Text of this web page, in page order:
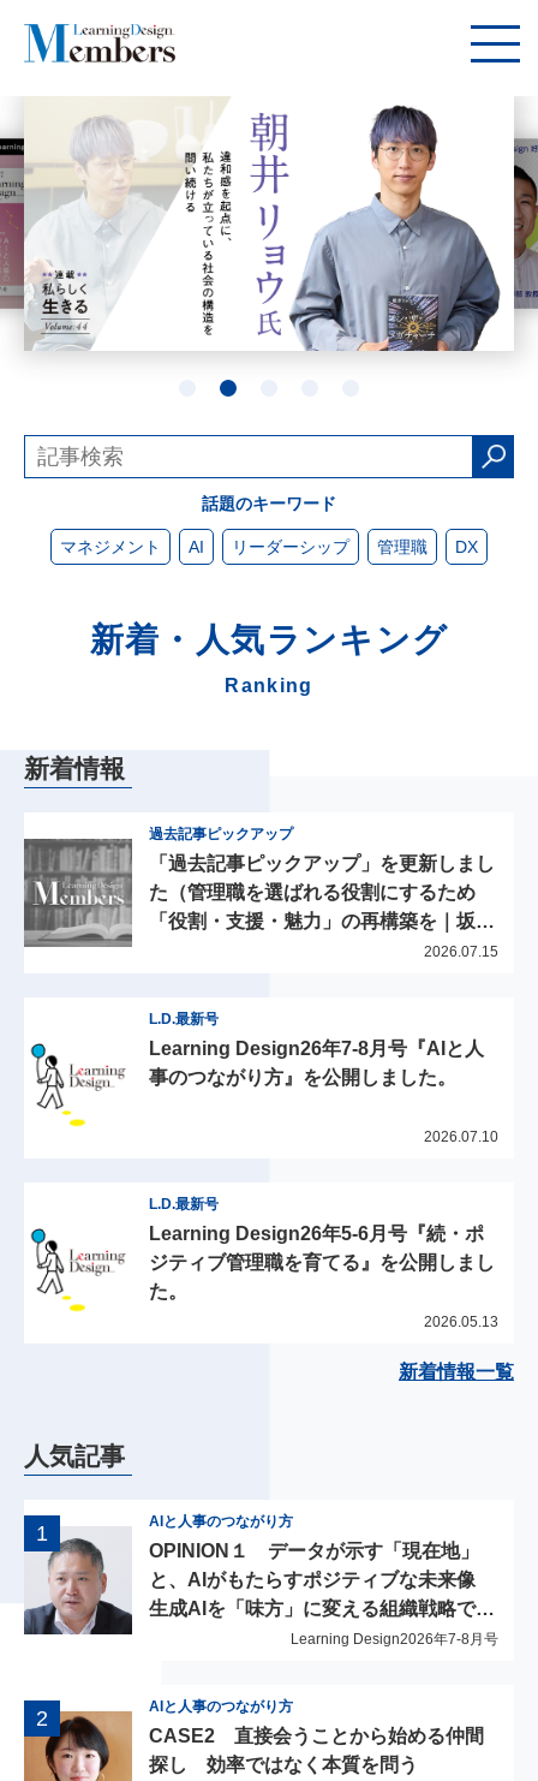
話題のキーワード
マネジメント AI リーダーシップ 管理職 DX
新着・人気ランキング
Ranking
新着情報
過去記事ピックアップ
「過去記事ピックアップ」を更新しまし
た（管理職を選ばれる役割にするため
「役割・支援・魅力」の再構築を｜坂爪
洋美氏 法政大学 キャリアデザイン学
2026.07.15
L.D.最新号
Learning Design26年7-8月号『AIと人
事のつながり方』を公開しました。
2026.07.10
L.D.最新号
Learning Design26年5-6月号『続・ポ
ジティブ管理職を育てる』を公開しまし
た。
2026.05.13
新着情報一覧
人気記事
AIと人事のつながり方
OPINION１ データが示す「現在地」
と、AIがもたらすポジティブな未来像
生成AIを「味方」に変える組織戦略で人
と組織のポテンシャルを最大限に引き出
Learning Design2026年7-8月号
AIと人事のつながり方
CASE2 直接会うことから始める仲間
探し 効率ではなく本質を問う